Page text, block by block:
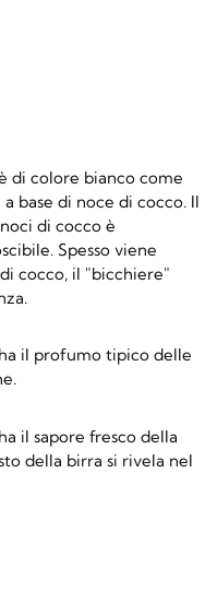
di colore bianco come
base di noce di cocco. Il
di cocco è
Spesso viene
cocco, il "bicchiere"
il profumo tipico delle
il sapore fresco della
della birra si rivela nel